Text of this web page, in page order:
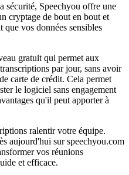
sécurité, Speechyou offre une
cryptage de bout en bout et
vos données sensibles
gratuit qui permet aux
par jour, sans avoir
carte de crédit. Cela permet
le logiciel sans engagement
qu'il peut apporter à
ralentir votre équipe.
aujourd'hui sur speechyou.com
vos réunions
et efficace.